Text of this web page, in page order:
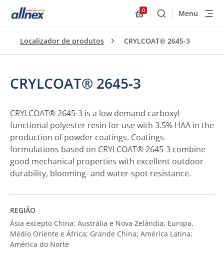
0
BuscarMenu
Localizador de produtos CRYLCOAT® 2645-3
CRYLCOAT® 2645-3
CRYLCOAT® 2645-3 is a low demand carboxyl-
functional polyester resin for use with 3.5% HAA in the
production of powder coatings. Coatings
formulations based on CRYLCOAT® 2645-3 combine
good mechanical properties with excellent outdoor
durability, blooming- and water-spot resistance.
REGIÃO
Ásia excepto China; Austrália e Nova Zelândia; Europa,
Médio Oriente e África; Grande China; América Latina;
América do Norte